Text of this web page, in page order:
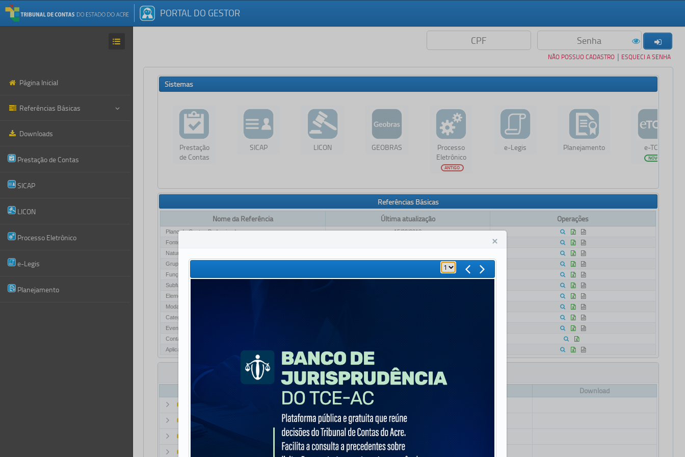
PORTAL DO GESTOR
Página Inicial
Referências Básicas
Downloads
Prestação de Contas
SICAP
LICON
Processo Eletrônico
e-Legis
Planejamento
NÃO POSSUO CADASTRO | ESQUECI A SENHA
Sistemas
Prestação
de Contas
SICAP LICON GEOBRAS
Processo
Eletrônico
ANTIGO
e-Legis Planejamento e-TCE
NOVO
Referências Básicas
Nome da Referência
Última atualização Operações
Plano de Contas Padronizado
15/02/2018
Fonte de Recurso
Natureza da Receita
Grupo de Natureza de Despesa
Função
Subfunção
Elemento de Despesa
Modalidade de Aplicação
Categoria Econômica
Eventos Contábeis
Contas Correntes
Aplicação
Downloads
Tamanho Download
e-Legis
e-TCE (Novo)